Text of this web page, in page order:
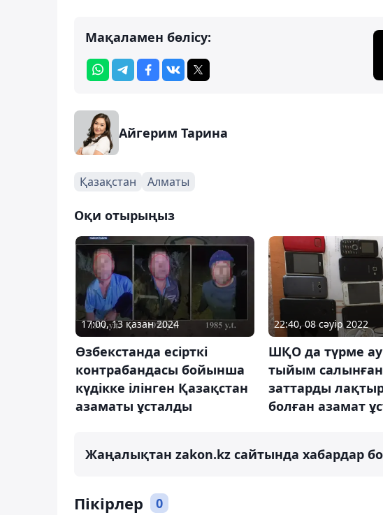
Мақаламен бөлісу:
Айгерим Тарина
Қазақстан Алматы
Оқи отырыңыз
17:00, 13 қазан 2024
Өзбекстанда есірткі
контрабандасы бойынша
күдікке ілінген Қазақстан
азаматы ұсталды
22:40, 08 сәуір 2022
ШҚО да түрме
тыйым салынған
заттарды
болған азамат
Жаңалықтан zakon.kz сайтында хабардар
Пікірлер 0